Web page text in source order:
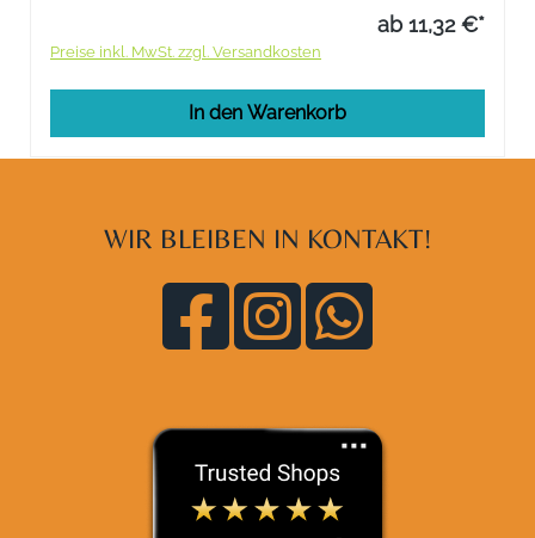
ab 11,32 €*
Preise inkl. MwSt. zzgl. Versandkosten
In den Warenkorb
WIR BLEIBEN IN KONTAKT!